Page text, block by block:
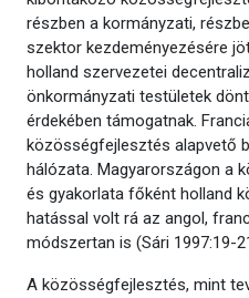
részben a kormányzati,
szektor kezdeményezésére
holland szervezetei
önkormányzati testületek
érdekében támogatnak.
közösségfejlesztés alapvető
hálózata. Magyarországon a
és gyakorlata főként holland
hatással volt rá az angol,
módszertan is (Sári 1997:19-
A közösségfejlesztés, mint